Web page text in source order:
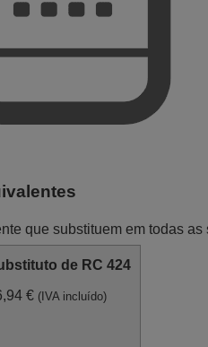
que substituem em todas
de RC 424
€ (IVA incluído)